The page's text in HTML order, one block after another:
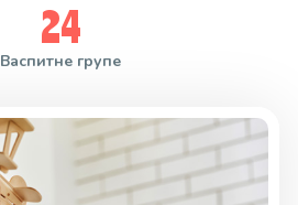
Васпитне групе
24